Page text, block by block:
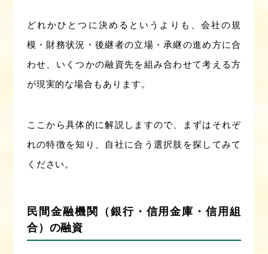
どれかひとつに決めるというよりも、会社の規
模・財務状況・後継者の立場・承継の進め方に合
わせ、いくつかの融資先を組み合わせて考える方
が現実的な場合もあります。
ここから具体的に解説しますので、まずはそれぞ
れの特徴を知り、自社に合う選択肢を探してみて
ください。
民間金融機関（銀行・信用金庫・信用組
合）の融資